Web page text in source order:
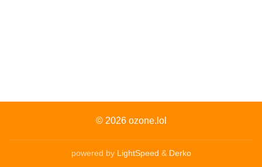
© 2026 ozone.lol
powered by LightSpeed & Derko